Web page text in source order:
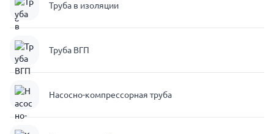
Труба в изоляции
Труба ВГП
Насосно-компрессорная труба